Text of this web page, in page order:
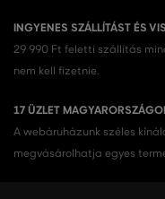
INGYENES SZÁLLÍTÁST ÉS
29 990 Ft feletti szállítás
nem kell fizetnie.
17 ÜZLET
A webáruházunk széles
megvásárolhatja egyes